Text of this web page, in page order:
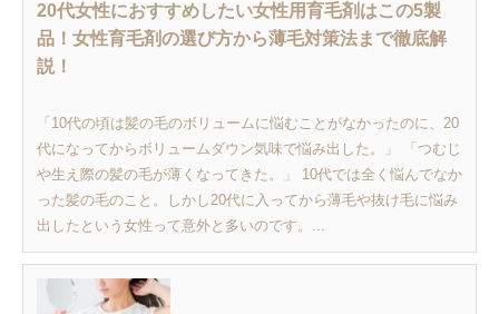
20代女性におすすめしたい女性用育毛剤はこの5製
品！女性育毛剤の選び方から薄毛対策法まで徹底解
説！
「10代の頃は髪の毛のボリュームに悩むことがなかったのに、20
代になってからボリュームダウン気味で悩み出した。」 「つむじ
や生え際の髪の毛が薄くなってきた。」 10代では全く悩んでなか
った髪の毛のこと。しかし20代に入ってから薄毛や抜け毛に悩み
出したという女性って意外と多いのです。...